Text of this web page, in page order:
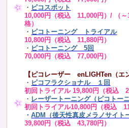
・ ピコスポット
10,000円（税込 11,000円）/ （～
格）
・ ピコトーニング トライアル
10,800円（税込 11,880円）
・ ピコトーニング 5回
70,000円（税込 77,000円）
【ピコレーザー enLIGHTen（エ
・ ピコフラクショナル １回
初回トライアル 19,800円（税込
・ レーザートーニング（ピコトー
初回トライアル10,800円（税込
・ADM（後天性真皮メラノサイト
39,800円（税込 43,780円）